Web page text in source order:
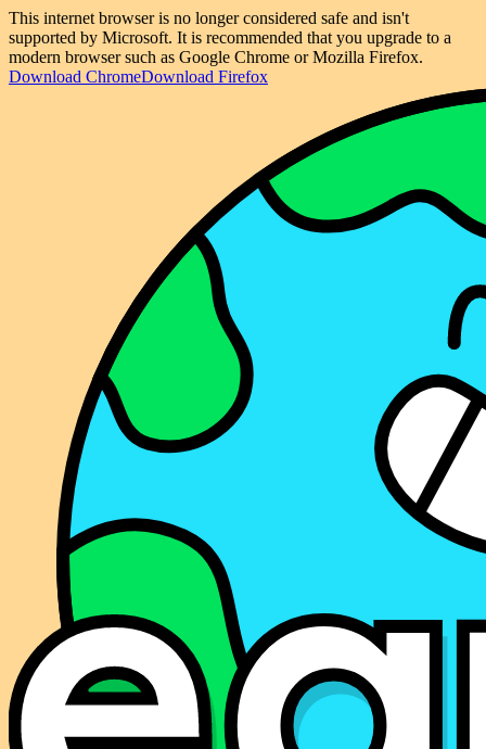
This internet browser is no longer considered safe and isn't
supported by Microsoft. It is recommended that you upgrade to a
modern browser such as Google Chrome or Mozilla Firefox.
Download ChromeDownload Firefox